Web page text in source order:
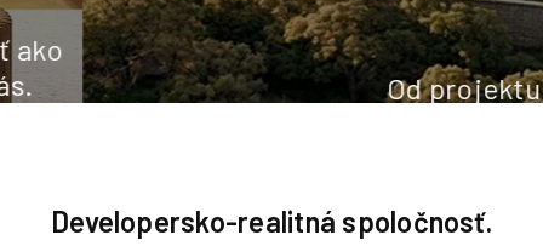
Od projektu cez
DEVELOPERSKÉ PROJEKTY
Developersko-realitná spoločnosť.